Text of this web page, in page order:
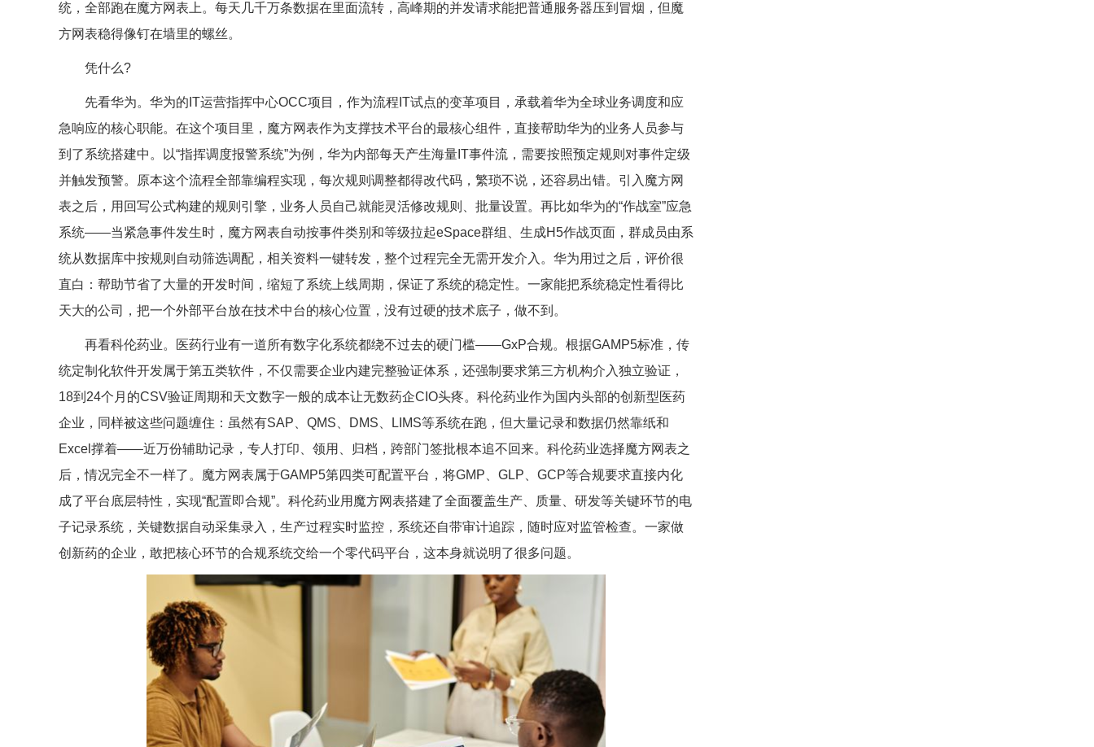
统，全部跑在魔方网表上。每天几千万条数据在里面流转，高峰期的并发请求能把普通服务器压到冒烟，但魔
方网表稳得像钉在墙里的螺丝。
凭什么?
先看华为。华为的IT运营指挥中心OCC项目，作为流程IT试点的变革项目，承载着华为全球业务调度和应
急响应的核心职能。在这个项目里，魔方网表作为支撑技术平台的最核心组件，直接帮助华为的业务人员参与
到了系统搭建中。以“指挥调度报警系统”为例，华为内部每天产生海量IT事件流，需要按照预定规则对事件定级
并触发预警。原本这个流程全部靠编程实现，每次规则调整都得改代码，繁琐不说，还容易出错。引入魔方网
表之后，用回写公式构建的规则引擎，业务人员自己就能灵活修改规则、批量设置。再比如华为的“作战室”应急
系统——当紧急事件发生时，魔方网表自动按事件类别和等级拉起eSpace群组、生成H5作战页面，群成员由系
统从数据库中按规则自动筛选调配，相关资料一键转发，整个过程完全无需开发介入。华为用过之后，评价很
直白：帮助节省了大量的开发时间，缩短了系统上线周期，保证了系统的稳定性。一家能把系统稳定性看得比
天大的公司，把一个外部平台放在技术中台的核心位置，没有过硬的技术底子，做不到。
再看科伦药业。医药行业有一道所有数字化系统都绕不过去的硬门槛——GxP合规。根据GAMP5标准，传
统定制化软件开发属于第五类软件，不仅需要企业内建完整验证体系，还强制要求第三方机构介入独立验证，
18到24个月的CSV验证周期和天文数字一般的成本让无数药企CIO头疼。科伦药业作为国内头部的创新型医药
企业，同样被这些问题缠住：虽然有SAP、QMS、DMS、LIMS等系统在跑，但大量记录和数据仍然靠纸和
Excel撑着——近万份辅助记录，专人打印、领用、归档，跨部门签批根本追不回来。科伦药业选择魔方网表之
后，情况完全不一样了。魔方网表属于GAMP5第四类可配置平台，将GMP、GLP、GCP等合规要求直接内化
成了平台底层特性，实现“配置即合规”。科伦药业用魔方网表搭建了全面覆盖生产、质量、研发等关键环节的电
子记录系统，关键数据自动采集录入，生产过程实时监控，系统还自带审计追踪，随时应对监管检查。一家做
创新药的企业，敢把核心环节的合规系统交给一个零代码平台，这本身就说明了很多问题。